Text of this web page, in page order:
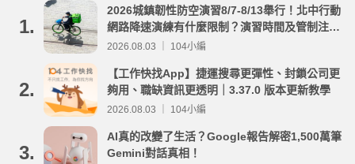
1.
2026城鎮韌性防空演習8/7-8/13舉行！北中行動
網路降速演練有什麼限制？演習時間及管制注意
事項整理
2026.08.03 ｜ 104小編
2.
【工作快找App】捷運搜尋更彈性、封鎖公司更
夠用、職缺資訊更透明｜3.37.0 版本更新教學
2026.08.03 ｜ 104小編
3.
AI真的改變了生活？Google報告解密1,500萬筆
Gemini對話真相！